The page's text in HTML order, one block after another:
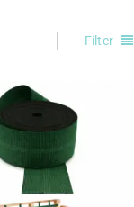
Filter